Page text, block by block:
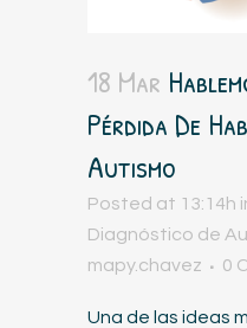
18 Mar
Pérdida De
Autismo
Posted at 13:14h
Diagnóstico de
mapy.chavez
0
Una de las ideas